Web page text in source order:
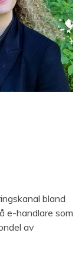
bland
e-handlare som
av